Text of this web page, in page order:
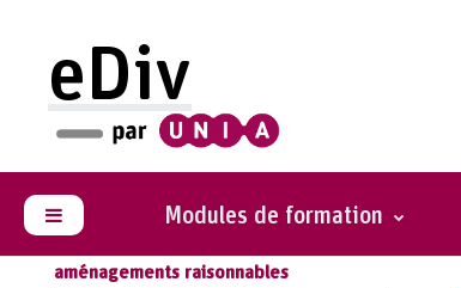
eDiv
Panneau latéral Modules de formation
Glossaire
antidiscrimination
aménagements raisonnables